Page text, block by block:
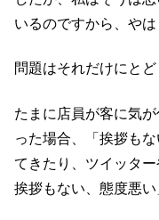
いるのですから、や
問題はそれだけにと
たまに店員が客に気
った場合、「挨拶も
てきたり、ツイッタ
挨拶もない、態度悪